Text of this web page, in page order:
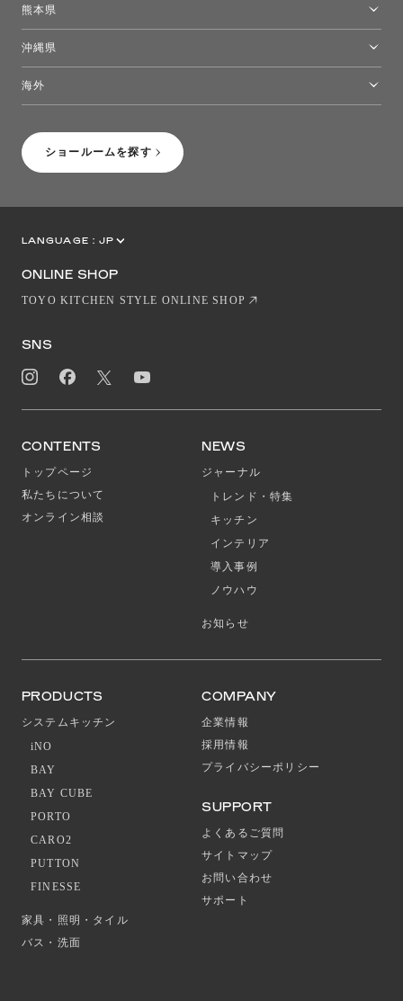
ショールームを探す
熊本県
沖縄県
海外
LANGUAGE : JP
ONLINE SHOP
TOYO KITCHEN STYLE ONLINE SHOP
SNS
CONTENTS
トップページ
私たちについて
オンライン相談
NEWS
ジャーナル
トレンド・特集
キッチン
インテリア
導入事例
ノウハウ
お知らせ
PRODUCTS
システムキッチン
iNO
BAY
BAY CUBE
PORTO
CARO2
PUTTON
FINESSE
家具・照明・タイル
バス・洗面
COMPANY
企業情報
採用情報
プライバシーポリシー
SUPPORT
よくあるご質問
サイトマップ
お問い合わせ
サポート